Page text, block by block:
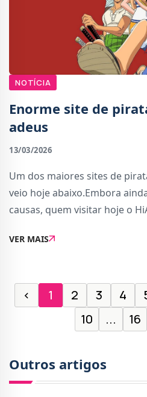
NOTÍCIA
Enorme site de
adeus
13/03/2026
Um dos maiores sites de
veio hoje abaixo.Embora
causas, quem visitar hoje o
&quot;Está na hora de nos
VER MAIS
‹ 1 2 3 4
10
... 16
Outros artigos